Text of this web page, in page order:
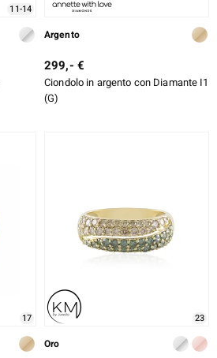
11-14
Argento
299,- €
Ciondolo in argento con Diamante I1
(G)
17 23
Oro